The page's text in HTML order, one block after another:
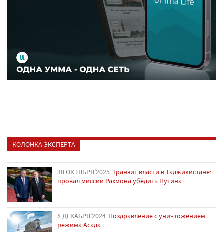
КОЛОНКА ЭКСПЕРТА
30 ОКТЯБРЯ'2025 Транзит власти в Таджикистане:
провал миссии Рахмона убедить Путина
8 ДЕКАБРЯ'2024 Поздравление с уничтожением
режима Асада